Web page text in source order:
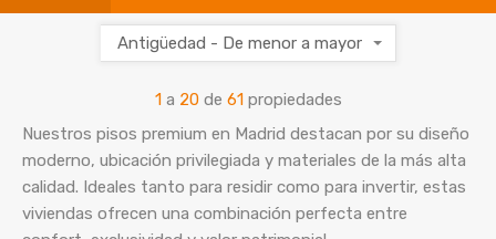
1 a 20 de 61 propiedades
Antigüedad - De menor a mayor
Nuestros pisos premium en Madrid destacan por su diseño
moderno, ubicación privilegiada y materiales de la más alta
calidad. Ideales tanto para residir como para invertir, estas
viviendas ofrecen una combinación perfecta entre